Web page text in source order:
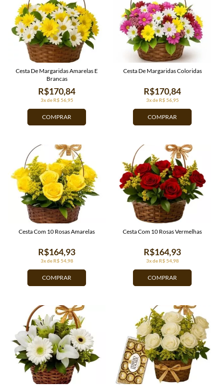
COMPRAR
3x de R$ 56,95
R$170,84
Cesta De Margaridas Amarelas E
Brancas
COMPRAR
3x de R$ 56,95
R$170,84
Cesta De Margaridas Coloridas
COMPRAR
3x de R$ 54,98
R$164,93
Cesta Com 10 Rosas Amarelas
COMPRAR
3x de R$ 54,98
R$164,93
Cesta Com 10 Rosas Vermelhas